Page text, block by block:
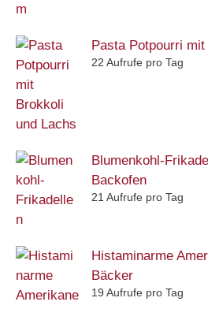
Pasta Potpourri
22 Aufrufe pro Tag
Blumenkohl-
Backofen
21 Aufrufe pro Tag
Histaminarme
Bäcker
19 Aufrufe pro Tag